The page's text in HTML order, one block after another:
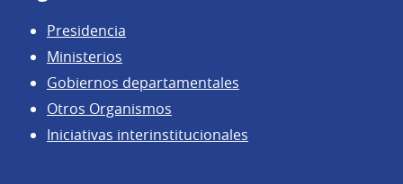
Presidencia
Ministerios
Gobiernos departamentales
Otros Organismos
Iniciativas interinstitucionales